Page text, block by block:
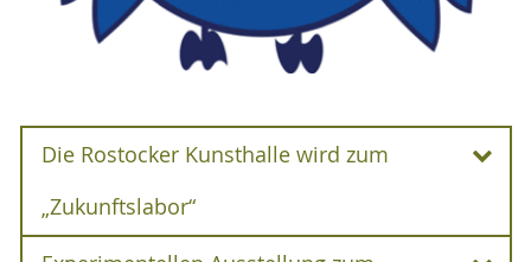
Die Rostocker Kunsthalle wird zum
„Zukunftslabor“